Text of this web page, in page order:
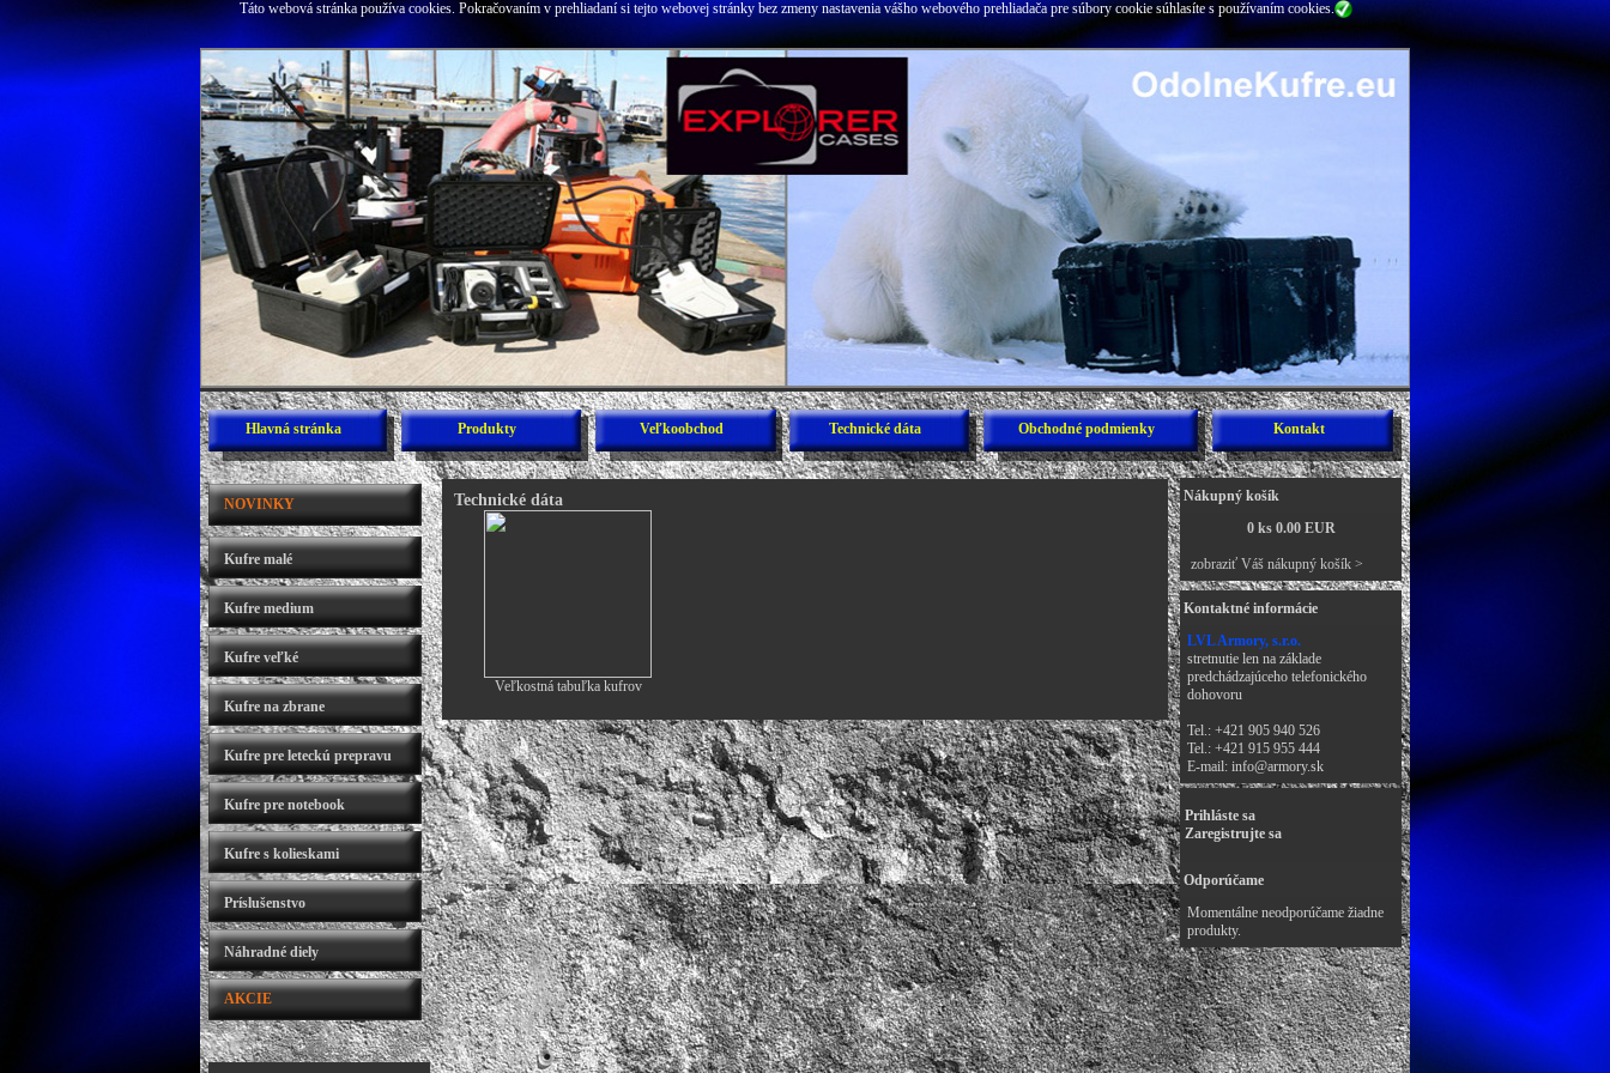
Táto webová stránka používa cookies. Pokračovaním v prehliadaní si tejto webovej stránky bez zmeny nastavenia vášho webového prehliadača pre súbory cookie súhlasíte s používaním cookies.
Hlavná stránka Produkty Veľkoobchod Technické dáta Obchodné podmienky Kontakt
NOVINKY
Kufre malé
Kufre medium
Kufre veľké
Kufre na zbrane
Kufre pre leteckú prepravu
Kufre pre notebook
Kufre s kolieskami
Príslušenstvo
Náhradné diely
AKCIE
Technické dáta
Veľkostná tabuľka kufrov
Nákupný košík
0 ks 0.00 EUR
zobraziť Váš nákupný košík >
Kontaktné informácie
LVL Armory, s.r.o.
stretnutie len na základe
predchádzajúceho telefonického
dohovoru
Tel.: +421 905 940 526
Tel.: +421 915 955 444
E-mail: info@armory.sk
Prihláste sa
Zaregistrujte sa
Odporúčame
Momentálne neodporúčame žiadne
produkty.